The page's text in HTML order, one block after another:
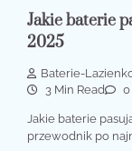
Jakie baterie
2025
Baterie-
3 Min Read
0
Jakie baterie
przewodnik po